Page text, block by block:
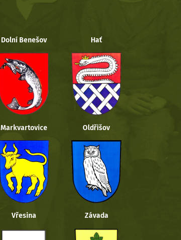
Dolní Benešov Hať
Markvartovice Oldřišov
Vřesina Závada